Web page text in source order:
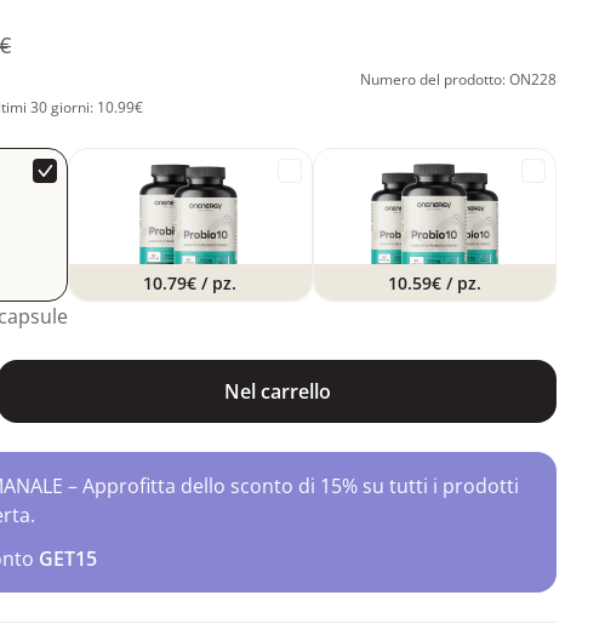
Numero del prodotto: ON228
30 giorni: 10.99€
10.79€/ pz. 10.59€ / pz.
Nel carrello
– Approfitta dello sconto di 15% su tutti i prodotti
GET15